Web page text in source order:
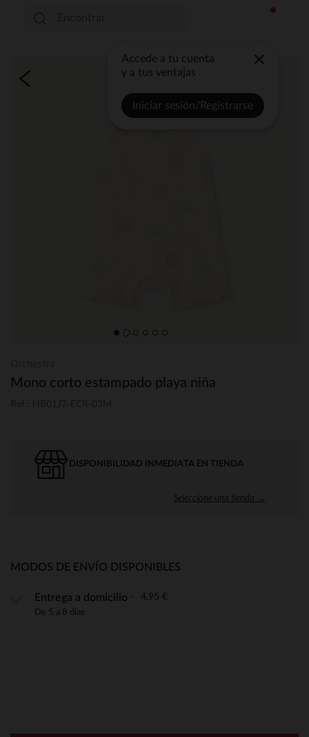
Accede a tu cuenta
y a tus ventajas
Iniciar sesión/Registrarse
Mono corto estampado playa niña
DISPONIBILIDAD INMEDIATA EN TIENDA
Seleccione una tienda →
MODOS DE ENVÍO DISPONIBLES
Entrega a domicilio 4,95 €
De 5 a 8 días